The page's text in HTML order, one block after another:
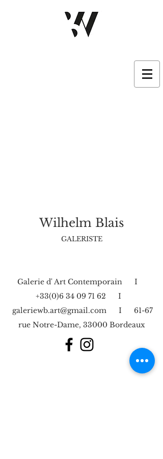
Wilhelm Blais
GALERISTE
Galerie d' Art Contemporain I
+33(0)6 34 09 71 62 I
galeriewb.art@gmail.com I 61-67
rue Notre-Dame, 33000 Bordeaux